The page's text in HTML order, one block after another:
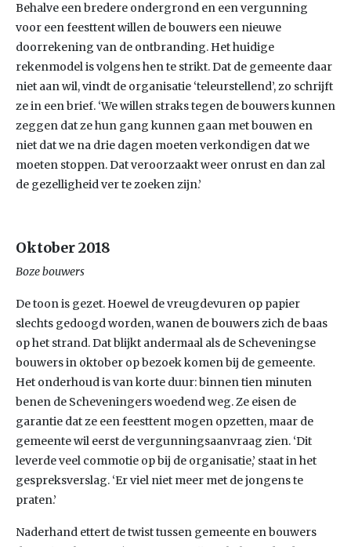
Behalve een bredere ondergrond en een vergunning
voor een feesttent willen de bouwers een nieuwe
doorrekening van de ontbranding. Het huidige
rekenmodel is volgens hen te strikt. Dat de gemeente daar
niet aan wil, vindt de organisatie ‘teleurstellend’, zo schrijft
ze in een brief. ‘We willen straks tegen de bouwers kunnen
zeggen dat ze hun gang kunnen gaan met bouwen en
niet dat we na drie dagen moeten verkondigen dat we
moeten stoppen. Dat veroorzaakt weer onrust en dan zal
de gezelligheid ver te zoeken zijn.’
Oktober 2018
Boze bouwers
De toon is gezet. Hoewel de vreugdevuren op papier
slechts gedoogd worden, wanen de bouwers zich de baas
op het strand. Dat blijkt andermaal als de Scheveningse
bouwers in oktober op bezoek komen bij de gemeente.
Het onderhoud is van korte duur: binnen tien minuten
benen de Scheveningers woedend weg. Ze eisen de
garantie dat ze een feesttent mogen opzetten, maar de
gemeente wil eerst de vergunningsaanvraag zien. ‘Dit
leverde veel commotie op bij de organisatie,’ staat in het
gespreksverslag. ‘Er viel niet meer met de jongens te
praten.’
Naderhand ettert de twist tussen gemeente en bouwers